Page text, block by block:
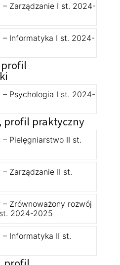
Zarządzanie I st. 2024-
– Informatyka I st. 2024-
Psychologia I st. 2024-
profil praktyczny
Pielęgniarstwo II st.
Zarządzanie II st.
Zrównoważony rozwój
2024-2025
Informatyka II st.